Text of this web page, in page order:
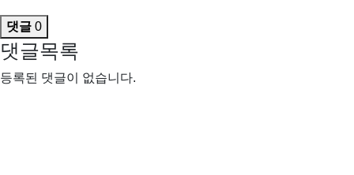
댓글 0
댓글목록
등록된 댓글이 없습니다.